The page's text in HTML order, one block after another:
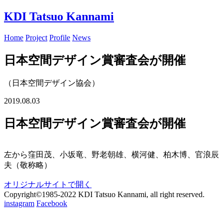
KDI Tatsuo Kannami
Home Project Profile News
日本空間デザイン賞審査会が開催
（日本空間デザイン協会）
2019.08.03
日本空間デザイン賞審査会が開催
左から窪田茂、小坂竜、野老朝雄、横河健、柏木博、官浪辰
夫（敬称略）
オリジナルサイトで開く
Copyright©1985-2022 KDI Tatsuo Kannami, all right reserved.
instagram Facebook